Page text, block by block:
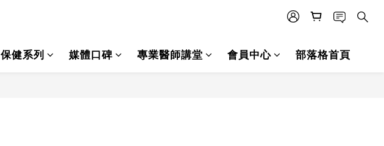
保健系列 媒體口碑 專業醫師講堂 會員中心 部落格首頁